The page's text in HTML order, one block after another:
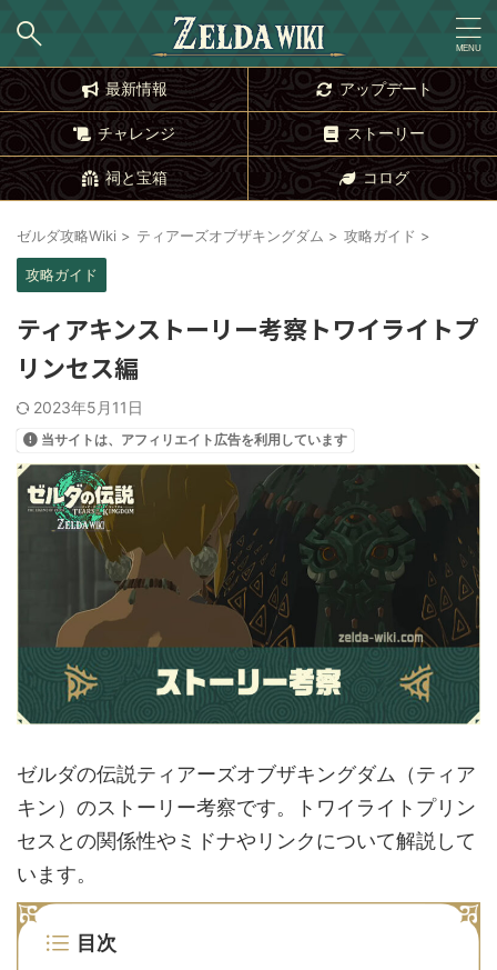
最新情報 アップデート
チャレンジ ストーリー
祠と宝箱 コログ
ゼルダ攻略Wiki > ティアーズオブザキングダム > 攻略ガイド >
攻略ガイド
ティアキンストーリー考察トワイライトプ
リンセス編
2023年5月11日
当サイトは、アフィリエイト広告を利用しています
ゼルダの伝説ティアーズオブザキングダム（ティア
キン）のストーリー考察です。トワイライトプリン
セスとの関係性やミドナやリンクについて解説して
います。
目次